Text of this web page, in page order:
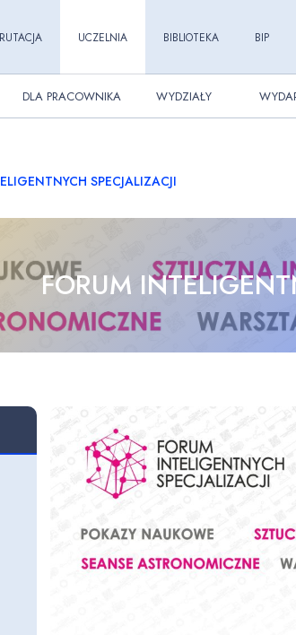
UCZELNIA BIBLIOTEKA BIP
DLA PRACOWNIKA WYDZIAŁY
SPECJALIZACJI
FORUM